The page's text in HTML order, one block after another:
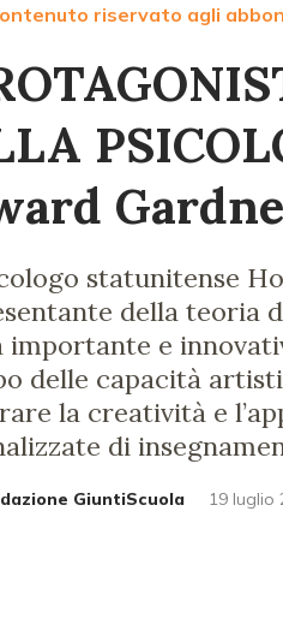
riservato agli
statunitense
della teoria
importante e
delle capacità
la creatività e
di
GiuntiScuola 19 luglio